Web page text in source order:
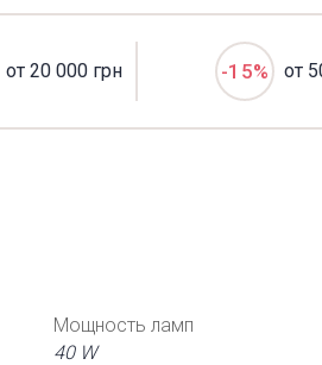
от 20 000 грн -15% от
Мощность ламп
40 W